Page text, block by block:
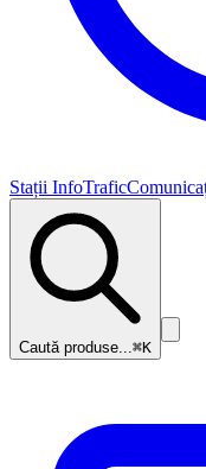
Stații InfoTrafic
Caută produse...⌘K